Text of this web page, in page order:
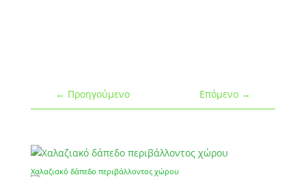
← Προηγούμενο Επόμενο →
Χαλαζιακό δάπεδο περιβάλλοντος χώρου